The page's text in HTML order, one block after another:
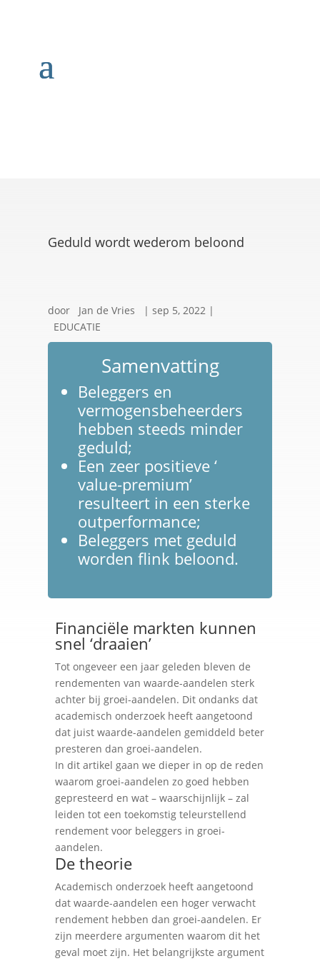
Geduld wordt wederom beloond
door Jan de Vries |sep 5, 2022 |
EDUCATIE
Samenvatting
Beleggers en
vermogensbeheerders
hebben steeds minder
geduld;
Een zeer positieve ‘
value-premium’
resulteert in een sterke
outperformance;
Beleggers met geduld
worden flink beloond.
Financiële markten kunnen
snel ‘draaien’
Tot ongeveer een jaar geleden bleven de
rendementen van waarde-aandelen sterk
achter bij groei-aandelen. Dit ondanks dat
academisch onderzoek heeft aangetoond
dat juist waarde-aandelen gemiddeld beter
presteren dan groei-aandelen.
In dit artikel gaan we dieper in op de reden
waarom groei-aandelen zo goed hebben
gepresteerd en wat – waarschijnlijk – zal
leiden tot een toekomstig teleurstellend
rendement voor beleggers in groei-
aandelen.
De theorie
Academisch onderzoek heeft aangetoond
dat waarde-aandelen een hoger verwacht
rendement hebben dan groei-aandelen. Er
zijn meerdere argumenten waarom dit het
geval moet zijn. Het belangrijkste argument